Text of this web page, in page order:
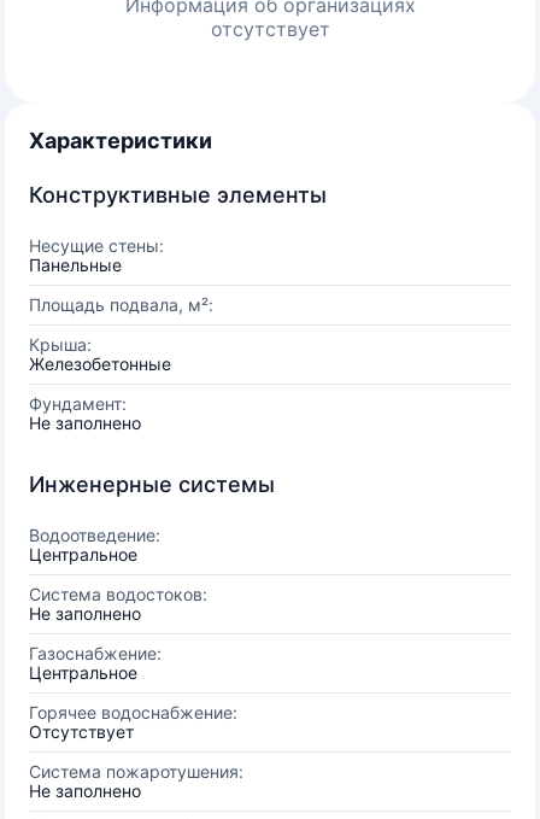
Информация об организациях
отсутствует
Характеристики
Конструктивные элементы
Несущие стены:
Панельные
Площадь подвала, м²:
Крыша:
Железобетонные
Фундамент:
Не заполнено
Инженерные системы
Водоотведение:
Центральное
Система водостоков:
Не заполнено
Газоснабжение:
Центральное
Горячее водоснабжение:
Отсутствует
Система пожаротушения:
Не заполнено